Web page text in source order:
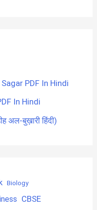
Sagar PDF In Hindi
In Hindi
अल-बुख़ारी हिंदी)
Biology
CBSE